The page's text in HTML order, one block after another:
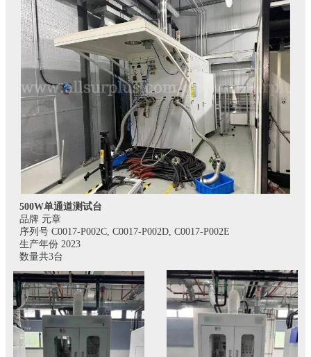
500W单通道测试台
品牌 元章
序列号 C0017-P002C, C0017-P002D, C0017-P002E
生产年份 2023
数量共3台